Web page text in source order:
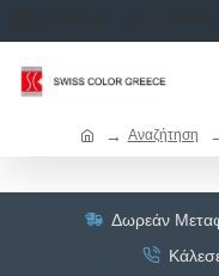
Αναζήτηση
Δωρεάν